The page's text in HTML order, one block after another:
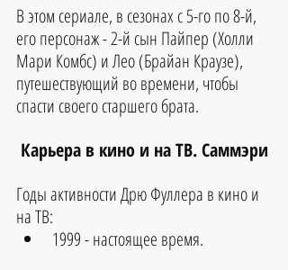
В этом сериале, в сезонах с 5-го по 8-й,
его персонаж - 2-й сын Пайпер (Холли
Мари Комбс) и Лео (Брайан Краузе),
путешествующий во времени, чтобы
спасти своего старшего брата.
Карьера в кино и на ТВ. Саммэри
Годы активности Дрю Фуллера в кино и
на ТВ:
1999 - настоящее время.